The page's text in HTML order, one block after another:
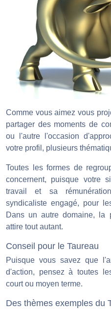
Comme vous aimez vous
partager des moments de
ou l'autre l'occasion
votre profil, plusieurs
Toutes les formes de
concernent, puisque votre
travail et sa
syndicaliste engagé, pour
Dans un autre domaine, la
attire tout autant.
Conseil pour le Taureau
Puisque vous savez que
d'action, pensez à toutes
court ou moyen terme.
Des thèmes exemples du